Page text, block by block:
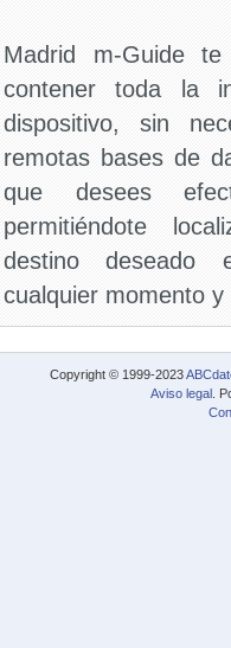
Madrid m-Guide
contener toda la
dispositivo, sin
remotas bases de
que desees
permitiéndote
destino deseado
cualquier momento
Copyright © 1999-2023
Aviso legal .